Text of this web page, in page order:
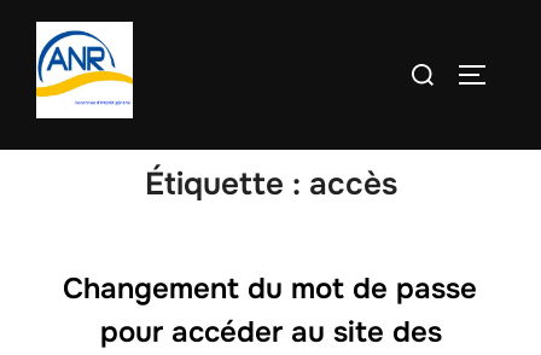
Aller
contenu
Rechercher :
Étiquette : accès
Changement du mot de passe
pour accéder au site des